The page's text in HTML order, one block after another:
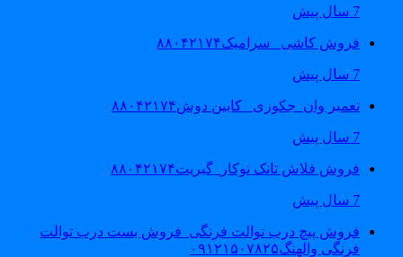
فروش کاشی _سرامیک۸۸۰۴۲۱۷۴
تعمیر وان_جکوزی_ کابین دوش۸۸۰۴۲۱۷۴
فروش فلاش تانک توکار_گبریت۸۸۰۴۲۱۷۴
فروش پیچ درب توالت فرنگی_فروش بست درب توالت
فرنگی والهنگ۰۹۱۲۱۵۰۷۸۲۵